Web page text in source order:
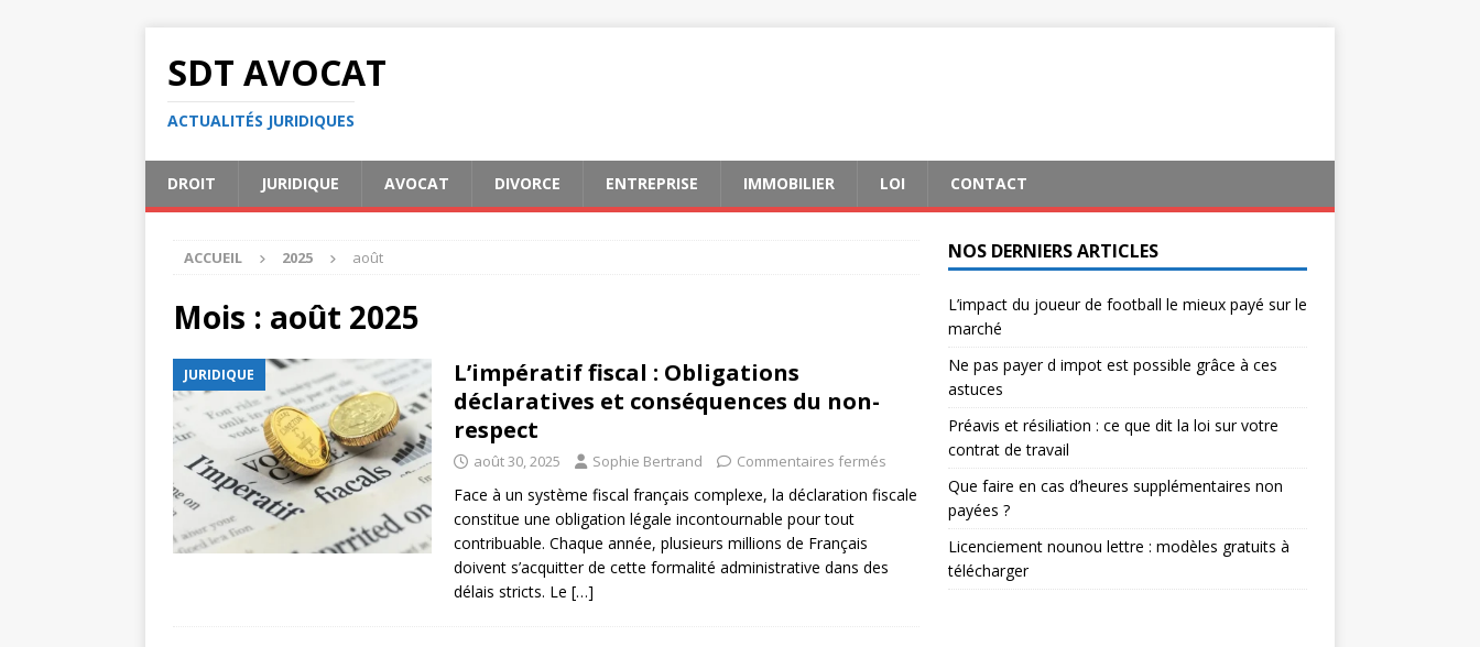
SDT AVOCAT
ACTUALITÉS JURIDIQUES
DROIT JURIDIQUE AVOCAT DIVORCE ENTREPRISE IMMOBILIER LOI CONTACT
ACCUEIL 2025 août
Mois : août 2025
JURIDIQUE
L’impératif fiscal : Obligations
déclaratives et conséquences du non-
respect
août 30, 2025 Sophie Bertrand Commentaires fermés
Face à un système fiscal français complexe, la déclaration fiscale
constitue une obligation légale incontournable pour tout
contribuable. Chaque année, plusieurs millions de Français
doivent s’acquitter de cette formalité administrative dans des
délais stricts. Le […]
NOS DERNIERS ARTICLES
L’impact du joueur de football le mieux payé sur le
marché
Ne pas payer d impot est possible grâce à ces
astuces
Préavis et résiliation : ce que dit la loi sur votre
contrat de travail
Que faire en cas d’heures supplémentaires non
payées ?
Licenciement nounou lettre : modèles gratuits à
télécharger